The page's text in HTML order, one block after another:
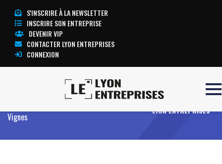
S'INSCRIRE À LA NEWSLETTER
INSCRIRE SON ENTREPRISE
DEVENIR VIP
CONTACTER LYON ENTREPRISES
CONNEXION
Offres
Côte de
Vignes
TOUTE L’ACTUALITÉ
LYON ENTREPRISES